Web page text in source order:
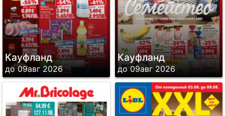
Кауфланд
до 09авг 2026
Кауфланд
до 09авг 2026